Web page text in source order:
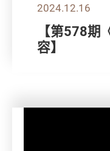
2024.12.16
【第578期
容】